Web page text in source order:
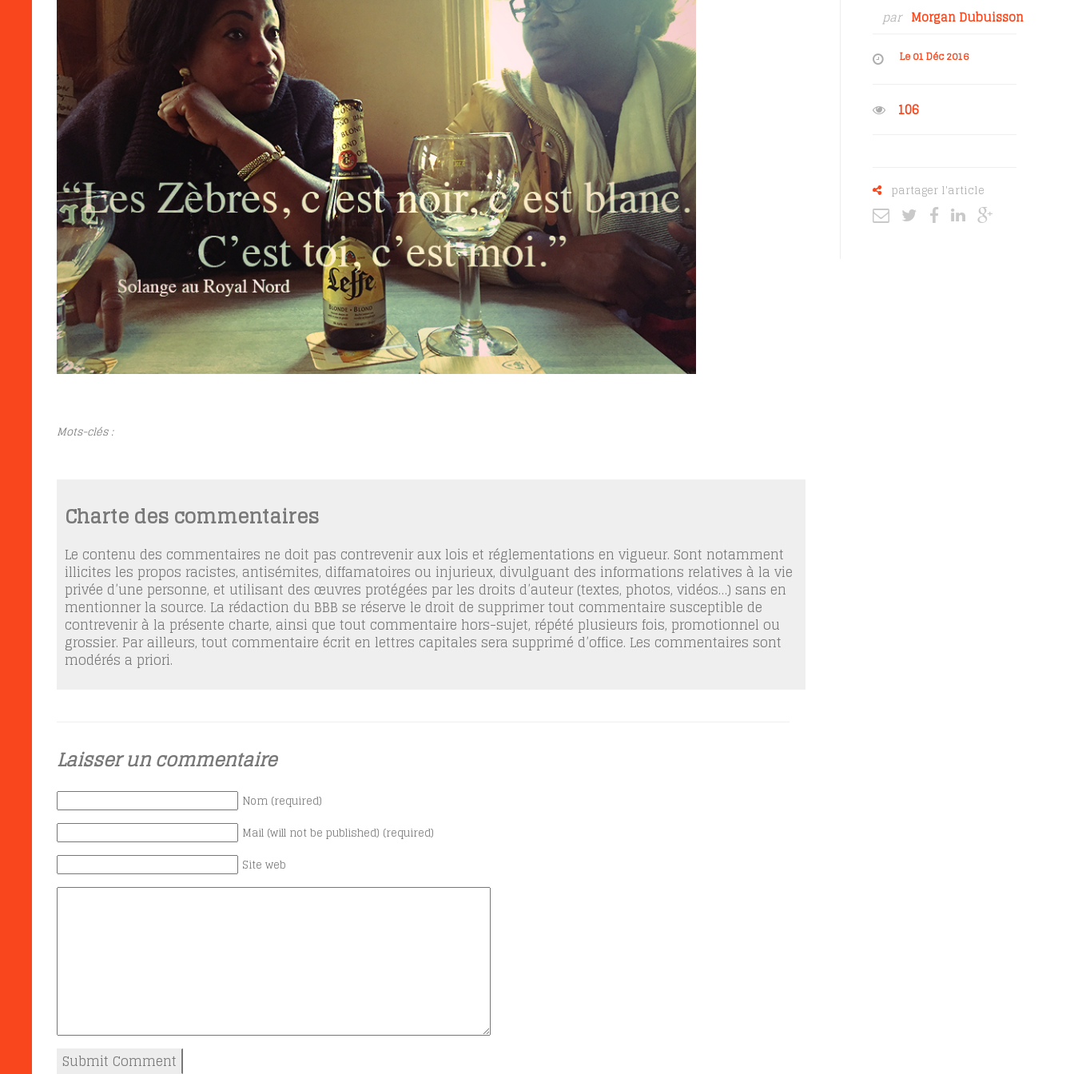
Mots-clés :
Charte des commentaires
Le contenu des commentaires ne doit pas contrevenir aux lois et réglementations en vigueur. Sont notamment
illicites les propos racistes, antisémites, diffamatoires ou injurieux, divulguant des informations relatives à la vie
privée d’une personne, et utilisant des œuvres protégées par les droits d’auteur (textes, photos, vidéos…) sans en
mentionner la source. La rédaction du BBB se réserve le droit de supprimer tout commentaire susceptible de
contrevenir à la présente charte, ainsi que tout commentaire hors-sujet, répété plusieurs fois, promotionnel ou
grossier. Par ailleurs, tout commentaire écrit en lettres capitales sera supprimé d’office. Les commentaires sont
modérés a priori.
Laisser un commentaire
Nom (required)
Mail (will not be published) (required)
Site web
par Morgan Dubuisson
Le 01 Déc 2016
106
partager l'article